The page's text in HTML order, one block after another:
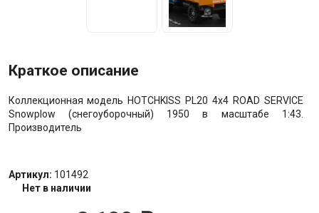
Краткое описание
Коллекционная модель HOTCHKISS PL20 4x4 ROAD SERVICE
Snowplow (снегоуборочный) 1950 в масштабе 1:43.
Производитель
Артикул: 101492
Нет в наличии